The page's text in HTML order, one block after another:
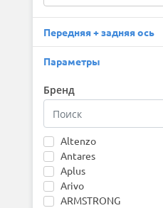
Передняя + задняя ось
Параметры
Бренд
Altenzo
Antares
Aplus
Arivo
ARMSTRONG